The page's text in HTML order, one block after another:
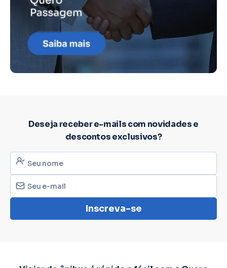
Deseja receber e-mails com novidades e
descontos exclusivos?
Inscreva-se